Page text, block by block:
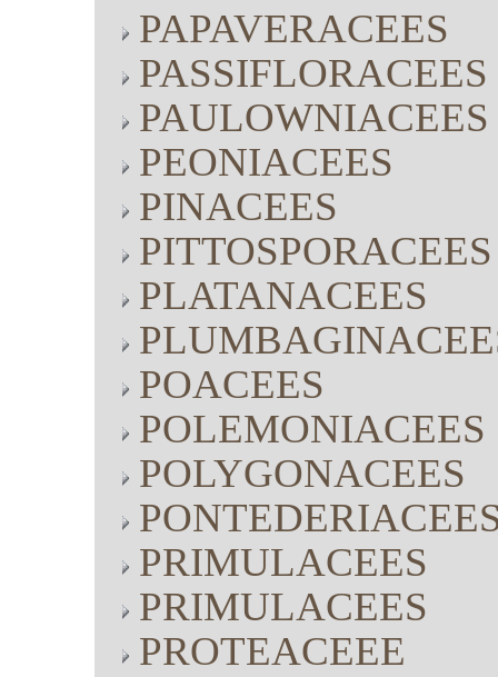
PAPAVERACEES
PASSIFLORACEES
PAULOWNIACEES
PEONIACEES
PINACEES
PITTOSPORACEES
PLATANACEES
POACEES
POLEMONIACEES
POLYGONACEES
PRIMULACEES
PRIMULACEES
PROTEACEEE